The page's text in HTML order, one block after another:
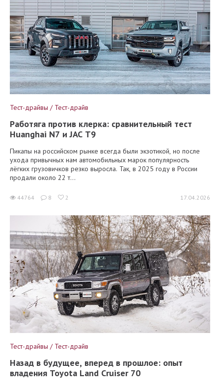
Тест-драйвы / Тест-драйв
Работяга против клерка: сравнительный тест
Huanghai N7 и JAC T9
Пикапы на российском рынке всегда были экзотикой, но после
ухода привычных нам автомобильных марок популярность
лёгких грузовичков резко выросла. Так, в 2025 году в России
продали около 22 т...
44764 8 2 17.04.2026
Тест-драйвы / Тест-драйв
Назад в будущее, вперед в прошлое: опыт
владения Toyota Land Cruiser 70